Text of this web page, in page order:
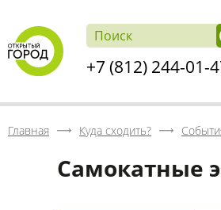
+7 (812) 244-01-
Главная Куда сходить?
Самокатные